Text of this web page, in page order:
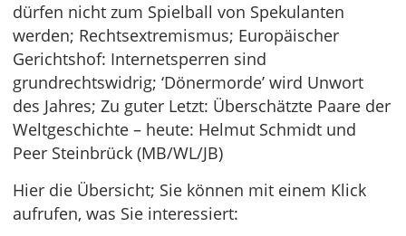
dürfen nicht zum Spielball von Spekulanten
werden; Rechtsextremismus; Europäischer
Gerichtshof: Internetsperren sind
grundrechtswidrig; ‘Dönermorde’ wird Unwort
des Jahres; Zu guter Letzt: Überschätzte Paare der
Weltgeschichte – heute: Helmut Schmidt und
Peer Steinbrück (MB/WL/JB)
Hier die Übersicht; Sie können mit einem Klick
aufrufen, was Sie interessiert: